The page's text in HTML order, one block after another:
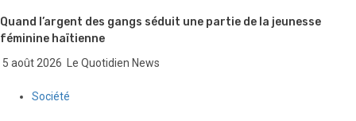
Quand l’argent des gangs séduit une partie de la jeunesse
féminine haïtienne
5 août 2026 Le Quotidien News
Société